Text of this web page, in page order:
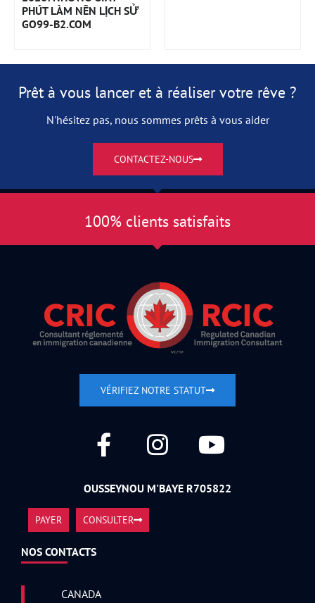
PHÚT LÀM NÊN LỊCH SỬ
GO99-B2.COM
Prêt à vous lancer et à réaliser votre rêve ?
N'hésitez pas, nous sommes prêts à vous aider
CONTACTEZ-NOUS
100% clients satisfaits
VÉRIFIEZ NOTRE STATUT
OUSSEYNOU M'BAYE R705822
PAYER CONSULTER
NOS CONTACTS
CANADA